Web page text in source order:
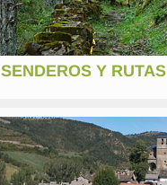
SENDEROS Y RUTAS